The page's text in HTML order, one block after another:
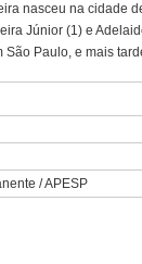
nasceu na cidade
Júnior (1) e
São Paulo, e mais
/ APESP